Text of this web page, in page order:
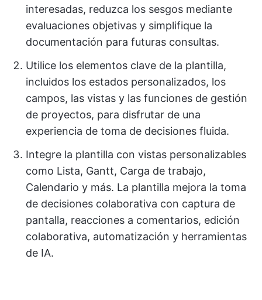
interesadas, reduzca los sesgos mediante
evaluaciones objetivas y simplifique la
documentación para futuras consultas.
Utilice los elementos clave de la plantilla,
incluidos los estados personalizados, los
campos, las vistas y las funciones de gestión
de proyectos, para disfrutar de una
experiencia de toma de decisiones fluida.
Integre la plantilla con vistas personalizables
como Lista, Gantt, Carga de trabajo,
Calendario y más. La plantilla mejora la toma
de decisiones colaborativa con captura de
pantalla, reacciones a comentarios, edición
colaborativa, automatización y herramientas
de IA.